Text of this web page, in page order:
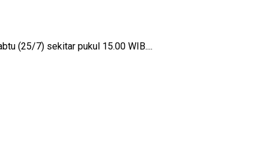
(25/7) sekitar pukul 15.00 WIB....